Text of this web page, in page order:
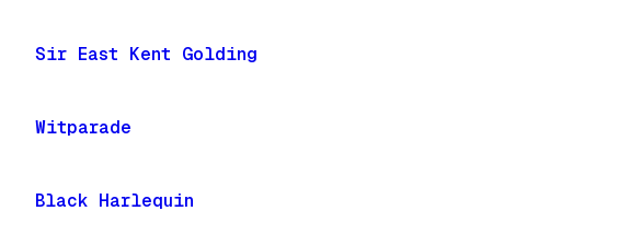
Sir East Kent Golding
Witparade
Black Harlequin